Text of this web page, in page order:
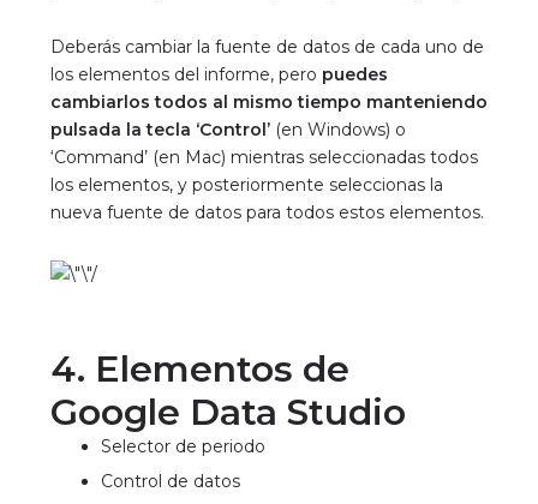
Deberás cambiar la fuente de datos de cada uno de
los elementos del informe, pero puedes
cambiarlos todos al mismo tiempo manteniendo
pulsada la tecla ‘Control’(en Windows) o
‘Command’ (en Mac) mientras seleccionadas todos
los elementos, y posteriormente seleccionas la
nueva fuente de datos para todos estos elementos.
4. Elementos de
Google Data Studio
Selector de periodo
Control de datos